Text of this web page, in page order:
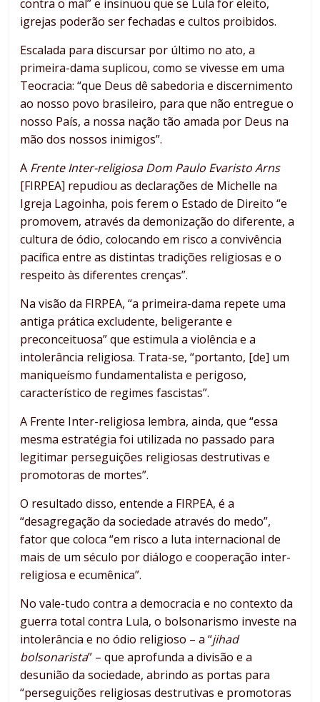
contra o mal” e insinuou que se Lula for eleito,
igrejas poderão ser fechadas e cultos proibidos.
Escalada para discursar por último no ato, a
primeira-dama suplicou, como se vivesse em uma
Teocracia: “que Deus dê sabedoria e discernimento
ao nosso povo brasileiro, para que não entregue o
nosso País, a nossa nação tão amada por Deus na
mão dos nossos inimigos”.
A Frente Inter-religiosa Dom Paulo Evaristo Arns
[FIRPEA] repudiou as declarações de Michelle na
Igreja Lagoinha, pois ferem o Estado de Direito “e
promovem, através da demonização do diferente, a
cultura de ódio, colocando em risco a convivência
pacífica entre as distintas tradições religiosas e o
respeito às diferentes crenças”.
Na visão da FIRPEA, “a primeira-dama repete uma
antiga prática excludente, beligerante e
preconceituosa” que estimula a violência e a
intolerância religiosa. Trata-se, “portanto, [de] um
maniqueísmo fundamentalista e perigoso,
característico de regimes fascistas”.
A Frente Inter-religiosa lembra, ainda, que “essa
mesma estratégia foi utilizada no passado para
legitimar perseguições religiosas destrutivas e
promotoras de mortes”.
O resultado disso, entende a FIRPEA, é a
“desagregação da sociedade através do medo”,
fator que coloca “em risco a luta internacional de
mais de um século por diálogo e cooperação inter-
religiosa e ecumênica”.
No vale-tudo contra a democracia e no contexto da
guerra total contra Lula, o bolsonarismo investe na
intolerância e no ódio religioso – a “jihad
bolsonarista” – que aprofunda a divisão e a
desunião da sociedade, abrindo as portas para
“perseguições religiosas destrutivas e promotoras